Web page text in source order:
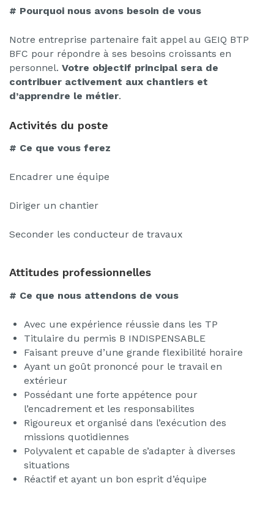
# Pourquoi nous avons besoin de vous
Notre entreprise partenaire fait appel au GEIQ BTP
BFC pour répondre à ses besoins croissants en
personnel. Votre objectif principal sera de
contribuer activement aux chantiers et
d’apprendre le métier.
Activités du poste
# Ce que vous ferez
Encadrer une équipe
Diriger un chantier
Seconder les conducteur de travaux
Attitudes professionnelles
# Ce que nous attendons de vous
Avec une expérience réussie dans les TP
Titulaire du permis B INDISPENSABLE
Faisant preuve d’une grande flexibilité horaire
Ayant un goût prononcé pour le travail en
extérieur
Possédant une forte appétence pour
l’encadrement et les responsabilites
Rigoureux et organisé dans l’exécution des
missions quotidiennes
Polyvalent et capable de s’adapter à diverses
situations
Réactif et ayant un bon esprit d’équipe